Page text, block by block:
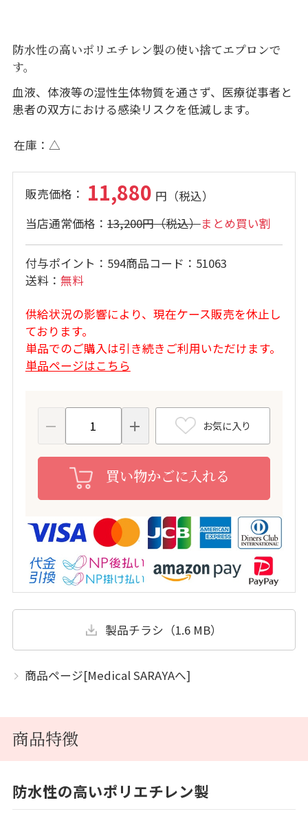
防水性の高いポリエチレン製の使い捨てエプロンで
す。
血液、体液等の湿性生体物質を通さず、医療従事者と
患者の双方における感染リスクを低減します。
在庫 △
11,880
13,200円 まとめ買い割
付与ポイント 594商品コード
51063
送料
無料
供給状況の影響により、現在ケース販売を休止し
ております。
単品でのご購入は引き続きご利用いただけます。
単品ページはこちら
お気に入り
買い物かごに入れる
製品チラシ（1.6 MB）
商品ページ[Medical SARAYAへ]
商品特徴
防水性の高いポリエチレン製